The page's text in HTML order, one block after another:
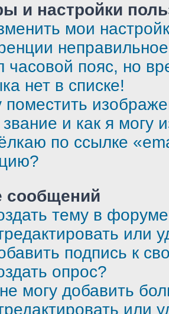
и настройки
мои
часовой пояс, но
нет в списке!
поместить
и как я могу
по ссылке
сообщений
тему в
или
подпись к
опрос?
могу добавить
или